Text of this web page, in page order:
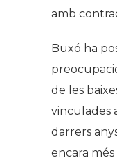
amb
Buxó ha
de les
vinculades
darrers
encara